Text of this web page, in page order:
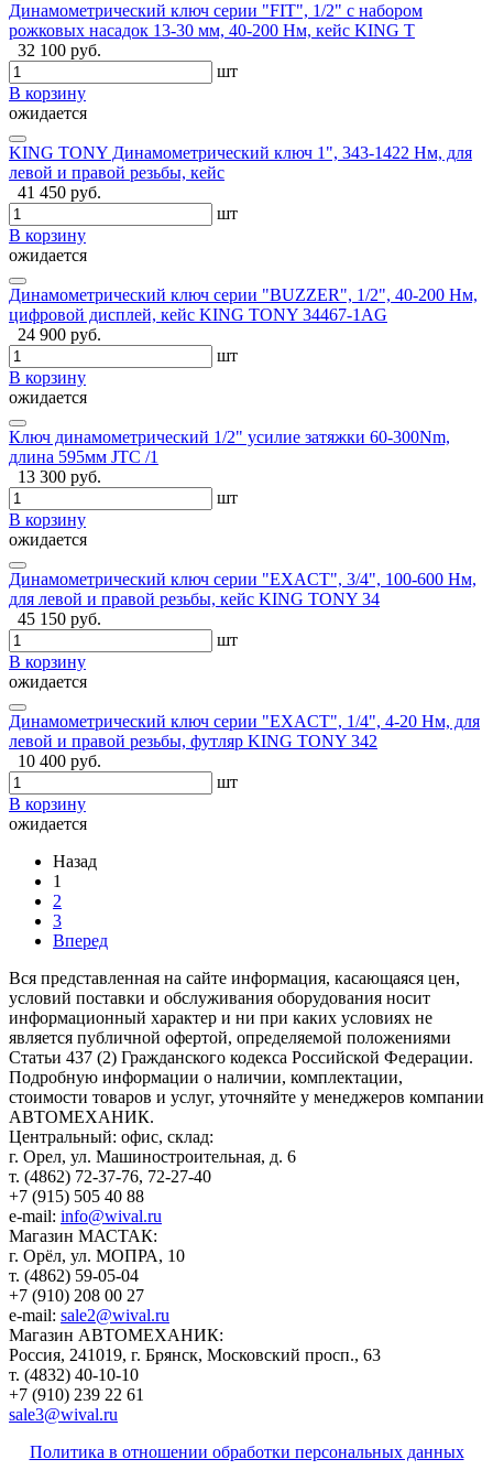
Динамометрический ключ серии "FIT", 1/2" с набором
рожковых насадок 13-30 мм, 40-200 Нм, кейс KING T
32 100 руб.
шт
В корзину
ожидается
KING TONY Динамометрический ключ 1", 343-1422 Нм, для
левой и правой резьбы, кейс
41 450 руб.
шт
В корзину
ожидается
Динамометрический ключ серии "BUZZER", 1/2", 40-200 Нм,
цифровой дисплей, кейс KING TONY 34467-1AG
24 900 руб.
шт
В корзину
ожидается
Ключ динамометрический 1/2" усилие затяжки 60-300Nm,
длина 595мм JTC /1
13 300 руб.
шт
В корзину
ожидается
Динамометрический ключ серии "EXACT", 3/4", 100-600 Hм,
для левой и правой резьбы, кейс KING TONY 34
45 150 руб.
шт
В корзину
ожидается
Динамометрический ключ серии "EXACT", 1/4", 4-20 Нм, для
левой и правой резьбы, футляр KING TONY 342
10 400 руб.
шт
В корзину
ожидается
Назад
1
2
3
Вперед
Вся представленная на сайте информация, касающаяся цен,
условий поставки и обслуживания оборудования носит
информационный характер и ни при каких условиях не
является публичной офертой, определяемой положениями
Статьи 437 (2) Гражданского кодекса Российской Федерации.
Подробную информации о наличии, комплектации,
стоимости товаров и услуг, уточняйте у менеджеров компании
АВТОМЕХАНИК.
​Центральный: офис, склад:
г. Орел, ул. Машиностроительная, д. 6
т. (4862) 72-37-76, 72-27-40
+7 (915) 505 40 88
e-mail: info@wival.ru
Магазин МАСТАК:
г. Орёл, ул. МОПРА, 10
т. (4862) 59-05-04
+7 (910) 208 00 27
e-mail: sale2@wival.ru
Магазин АВТОМЕХАНИК:
Россия, 241019, г. Брянск, Московский просп., 63
т. (4832) 40-10-10
+7 (910) 239 22 61
sale3@wival.ru
Политика в отношении обработки персональных данных